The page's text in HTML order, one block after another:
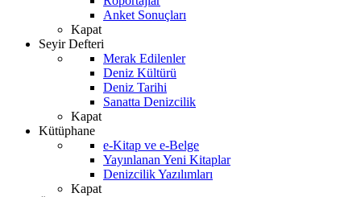
Anket Sonuçları
Kapat
Seyir Defteri
Merak Edilenler
Deniz Kültürü
Deniz Tarihi
Sanatta Denizcilik
Kapat
Kütüphane
e-Kitap ve e-Belge
Yayınlanan Yeni Kitaplar
Denizcilik Yazılımları
Kapat